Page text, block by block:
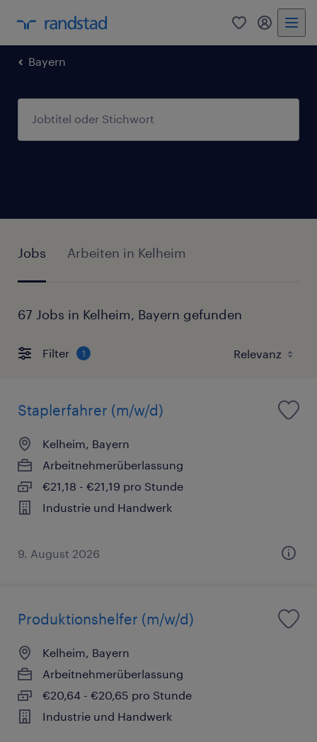
0 Mein
Bayern
Jobs Arbeiten in Kelheim
67 Jobs in Kelheim, Bayern gefunden
Filter 1
Staplerfahrer (m/w/d)
Kelheim, Bayern
Arbeitnehmerüberlassung
€21,18 - €21,19 pro Stunde
Industrie und Handwerk
9. August 2026
Produktionshelfer (m/w/d)
Kelheim, Bayern
Arbeitnehmerüberlassung
€20,64 - €20,65 pro Stunde
Industrie und Handwerk